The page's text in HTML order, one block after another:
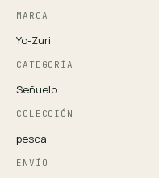
MARCA
Yo-Zuri
CATEGORÍA
Señuelo
COLECCIÓN
pesca
ENVÍO